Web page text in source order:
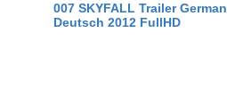
007 SKYFALL Trailer German
Deutsch 2012 FullHD